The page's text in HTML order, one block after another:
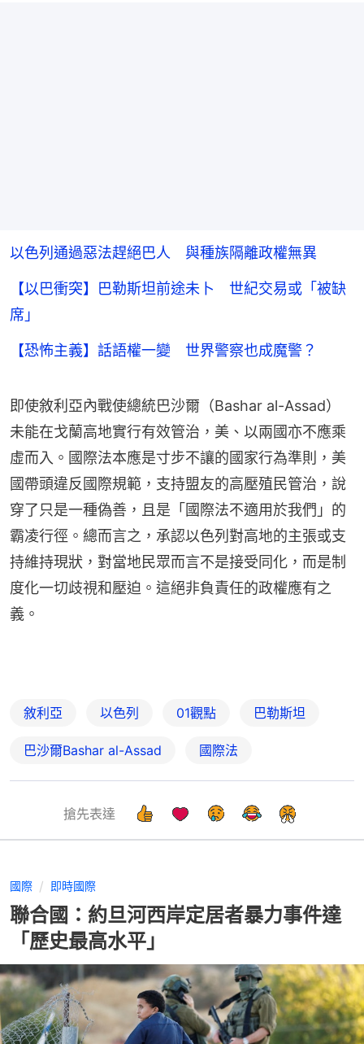
以色列通過惡法趕絕巴人 與種族隔離政權無異
【以巴衝突】巴勒斯坦前途未卜 世紀交易或「被缺
席」
【恐怖主義】話語權一變 世界警察也成魔警？
即使敘利亞內戰使總統巴沙爾（Bashar al-Assad）
未能在戈蘭高地實行有效管治，美、以兩國亦不應乘
虛而入。國際法本應是寸步不讓的國家行為準則，美
國帶頭違反國際規範，支持盟友的高壓殖民管治，說
穿了只是一種偽善，且是「國際法不適用於我們」的
霸凌行徑。總而言之，承認以色列對高地的主張或支
持維持現狀，對當地民眾而言不是接受同化，而是制
度化一切歧視和壓迫。這絕非負責任的政權應有之
義。
敘利亞 以色列 01觀點 巴勒斯坦
巴沙爾Bashar al-Assad 國際法
搶先表達
國際 即時國際
聯合國：約旦河西岸定居者暴力事件達
「歷史最高水平」